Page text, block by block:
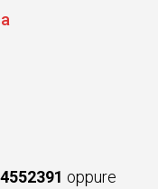
oppure